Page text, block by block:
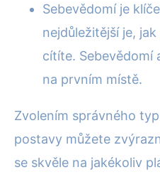
Sebevědomí je
nejdůležitější je,
cítíte. Sebevědomí
na prvním místě.
Zvolením správného
postavy můžete
se skvěle na jakékoliv